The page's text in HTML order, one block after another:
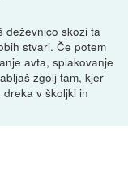
deževnico skozi ta
stvari. Če potem
avta, splakovanje
zgolj tam, kjer
v školjki in